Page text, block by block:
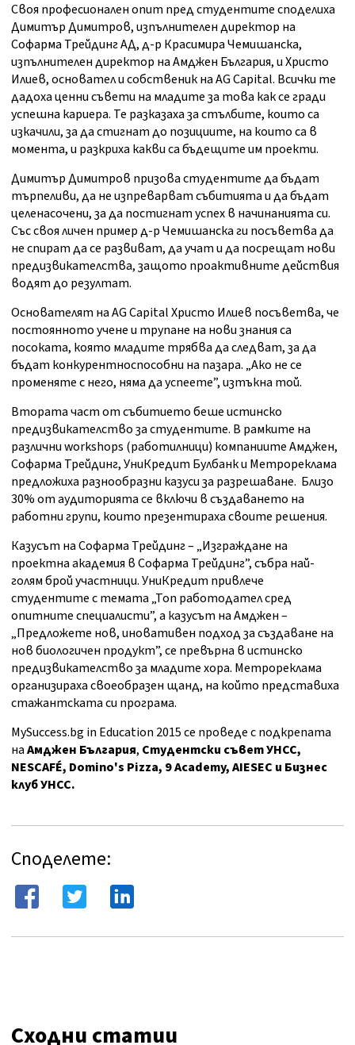
Своя професионален опит пред студентите споделиха
Димитър Димитров, изпълнителен директор на
Софарма Трейдинг АД, д-р Красимира Чемишанска,
изпълнителен директор на Амджен България, и Христо
Илиев, основател и собственик на AG Capital. Всички те
дадоха ценни съвети на младите за това как се гради
успешна кариера. Те разказаха за стълбите, които са
изкачили, за да стигнат до позициите, на които са в
момента, и разкриха какви са бъдещите им проекти.
Димитър Димитров призова студентите да бъдат
търпеливи, да не изпреварват събитията и да бъдат
целенасочени, за да постигнат успех в начинанията си.
Със своя личен пример д-р Чемишанска ги посъветва да
не спират да се развиват, да учат и да посрещат нови
предизвикателства, защото проактивните действия
водят до резултат.
Основателят на AG Capital Христо Илиев посъветва, че
постоянното учене и трупане на нови знания са
посоката, която младите трябва да следват, за да
бъдат конкурентноспособни на пазара. „Ако не се
променяте с него, няма да успеете”, изтъкна той.
Втората част от събитието беше истинско
предизвикателство за студентите. В рамките на
различни workshops (работилници) компаниите Амджен,
Софарма Трейдинг, УниКредит Булбанк и Метрореклама
предложиха разнообразни казуси за разрешаване. Близо
30% от аудиторията се включи в създаването на
работни групи, които презентираха своите решения.
Казусът на Софарма Трейдинг – „Изграждане на
проектна академия в Софарма Трейдинг”, събра най-
голям брой участници. УниКредит привлече
студентите с темата „Топ работодател сред
опитните специалисти”, а казусът на Амджен –
„Предложете нов, иновативен подход за създаване на
нов биологичен продукт”, се превърна в истинско
предизвикателство за младите хора. Метрореклама
организираха своеобразен щанд, на който представиха
стажантската си програма.
MySuccess.bg in Education 2015 се проведе с подкрепата
наАмджен България, Студентски съвет УНСС,
NESCAFÉ, Domino's Pizza, 9Academy, AIESEC и Бизнес
клуб УНСС.
Споделете:
Сходни статии